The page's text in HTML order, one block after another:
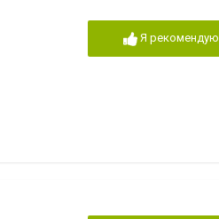
Я рекомендую